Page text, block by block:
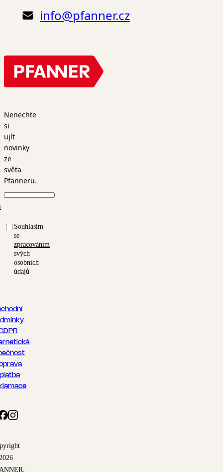
Nenechte
si
ujít
novinky
ze
světa
Pfanneru.
Souhlasím
se
zpracováním
svých
osobních
údajů
info@pfanner.cz